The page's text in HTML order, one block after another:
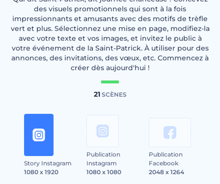
des visuels promotionnels qui sont à la fois
impressionnants et amusants avec des motifs de trèfle
vert et plus. Sélectionnez une mise en page, modifiez-la
avec votre texte et vos images, et invitez le public à
votre événement de la Saint-Patrick. À utiliser pour des
annonces, des invitations, des vœux, etc. Commencez à
créer dès aujourd'hui !
21 SCÈNES
Story Instagram
1080 x 1920
Publication
Instagram
1080 x 1080
Publication
Facebook
2048 x 1264